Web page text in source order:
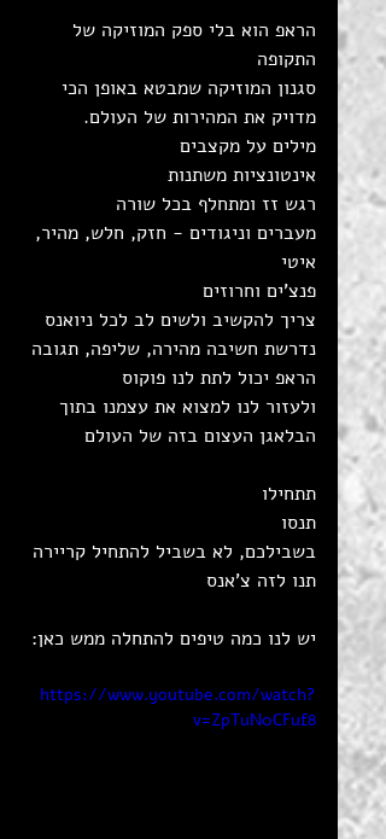
הראפ הוא בלי ספק המוזיקה של
התקופה
סגנון המוזיקה שמבטא באופן הכי
מדויק את המהירות של העולם.
מילים על מקצבים
אינטונציות משתנות
רגש זז ומתחלף בכל שורה
מעברים וניגודים - חזק, חלש, מהיר,
איטי
פנצ'ים וחרוזים
צריך להקשיב ולשים לב לכל ניואנס
נדרשת חשיבה מהירה, שליפה, תגובה
הראפ יכול לתת לנו פוקוס
ולעזור לנו למצוא את עצמנו בתוך
הבלאגן העצום בזה של העולם
תתחילו
תנסו
בשבילכם, לא בשביל להתחיל קריירה
תנו לזה צ'אנס
יש לנו כמה טיפים להתחלה ממש כאן:
https://www.youtube.com/watch?
v=ZpTuN0CFuf8